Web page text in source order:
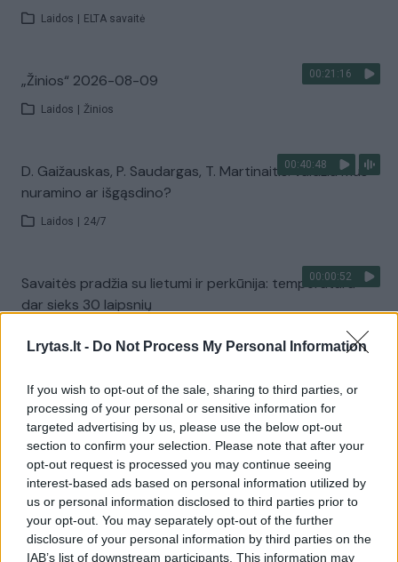
Lrytas.lt - Do Not Process My Personal Information
If you wish to opt-out of the sale, sharing to third parties, or
processing of your personal or sensitive information for
targeted advertising by us, please use the below opt-out
section to confirm your selection. Please note that after your
opt-out request is processed you may continue seeing
interest-based ads based on personal information utilized by
us or personal information disclosed to third parties prior to
your opt-out. You may separately opt-out of the further
disclosure of your personal information by third parties on the
IAB’s list of downstream participants. This information may
Laidos ELTA savaitė
00:21:16
„Žinios“ 2026-08-09
Laidos Žinios
00:40:48
D. Gaižauskas, P. Saudargas, T. Martinaitis: valdžia mus
nuramino ar išgąsdino?
Laidos 24/7
00:00:52
Savaitės pradžia su lietumi ir perkūnija: temperatūra
dar sieks 30 laipsnių
Visi įrašai
Žiūrimiausi įrašai
00:00:30
Vaizdai iš tragiškos avarijos Vilniaus r.: dviejų moterų ir